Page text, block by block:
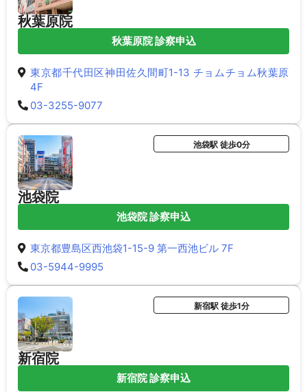
秋葉原院
秋葉原院 診察申込
東京都千代田区神田佐久間町1-13 チョムチョム秋葉原
4F
03-3255-9077
池袋院
池袋駅 徒歩0分
池袋院 診察申込
東京都豊島区西池袋1-15-9 第一西池ビル 7F
03-5944-9995
新宿院
新宿駅 徒歩1分
新宿院 診察申込